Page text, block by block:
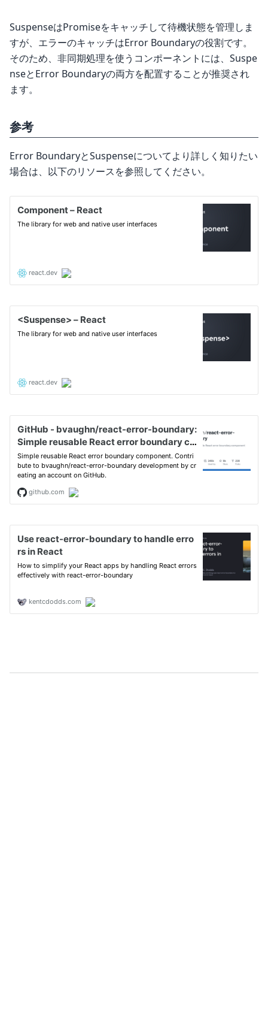
SuspenseはPromiseをキャッチして待機状態を管理しま
すが、エラーのキャッチはError Boundaryの役割です。
そのため、非同期処理を使うコンポーネントには、Suspe
nseとError Boundaryの両方を配置することが推奨され
ます。
参考
Error BoundaryとSuspenseについてより詳しく知りたい
場合は、以下のリソースを参照してください。